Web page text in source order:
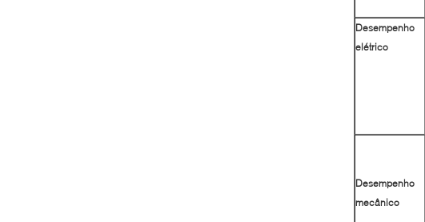
Desempenho
elétrico
Desempenho
mecânico